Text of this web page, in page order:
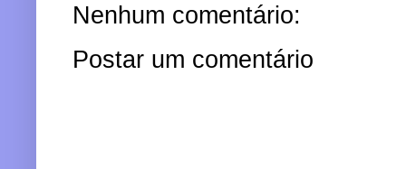
Nenhum comentário:
Postar um comentário